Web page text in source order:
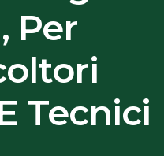
Per
Tecnici